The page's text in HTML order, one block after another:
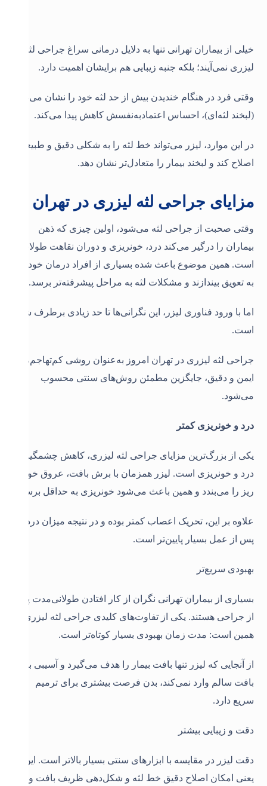
خیلی از بیماران تهرانی تنها به دلایل درمانی سراغ جراحی لثه
لیزری نمی‌آیند؛ بلکه جنبه زیبایی هم برایشان اهمیت دارد.
وقتی فرد در هنگام خندیدن بیش از حد لثه خود را نشان می‌دهد
(لبخند لثه‌ای)، احساس اعتمادبه‌نفسش کاهش پیدا می‌کند.
در این موارد، لیزر می‌تواند خط لثه را به شکلی دقیق و طبیعی
اصلاح کند و لبخند بیمار را متعادل‌تر نشان دهد.
مزایای جراحی لثه لیزری در تهران
وقتی صحبت از جراحی لثه می‌شود، اولین چیزی که ذهن
بیماران را درگیر می‌کند درد، خونریزی و دوران نقاهت طولانی
است. همین موضوع باعث شده بسیاری از افراد درمان خود را
به تعویق بیندازند و مشکلات لثه به مراحل پیشرفته‌تر برسد.
اما با ورود فناوری لیزر، این نگرانی‌ها تا حد زیادی برطرف شده
است.
جراحی لثه لیزری در تهران امروز به‌عنوان روشی کم‌تهاجم،
ایمن و دقیق، جایگزین مطمئن روش‌های سنتی محسوب
می‌شود.
درد و خونریزی کمتر
یکی از بزرگ‌ترین مزایای جراحی لثه لیزری، کاهش چشمگیر
درد و خونریزی است. لیزر همزمان با برش بافت، عروق خونی
ریز را می‌بندد و همین باعث می‌شود خونریزی به حداقل برسد.
علاوه بر این، تحریک اعصاب کمتر بوده و در نتیجه میزان درد
پس از عمل بسیار پایین‌تر است.
بهبودی سریع‌تر
بسیاری از بیماران تهرانی نگران از کار افتادن طولانی‌مدت پس
از جراحی هستند. یکی از تفاوت‌های کلیدی جراحی لثه لیزری
همین است: مدت زمان بهبودی بسیار کوتاه‌تر است.
از آنجایی که لیزر تنها بافت بیمار را هدف می‌گیرد و آسیبی به
بافت سالم وارد نمی‌کند، بدن فرصت بیشتری برای ترمیم
سریع دارد.
دقت و زیبایی بیشتر
دقت لیزر در مقایسه با ابزارهای سنتی بسیار بالاتر است. این
یعنی امکان اصلاح دقیق خط لثه و شکل‌دهی ظریف بافت وجود